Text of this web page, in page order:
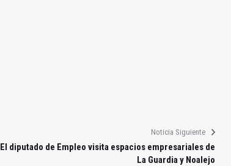
Noticia Siguiente
El diputado de Empleo visita espacios empresariales de
La Guardia y Noalejo